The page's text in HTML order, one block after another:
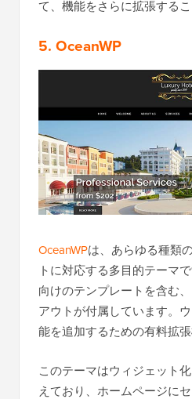
て、機能をさらに拡張するこ
5. OceanWP
OceanWPは、あらゆる種類
トに対応する多目的テーマ
向けのテンプレートを含む
アウトが付属しています。
能を追加するための有料拡張
このテーマはウィジェット
えており、ホームページに